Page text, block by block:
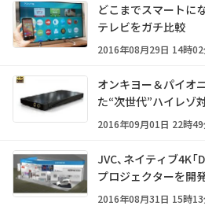
どこまでスマートに
テレビをガチ比較
2016年08月29日 14時
オンキヨー＆パイオ
た“次世代”ハイレゾ
2016年09月01日 22時
JVC、ネイティブ4K
プロジェクターを開
2016年08月31日 15時